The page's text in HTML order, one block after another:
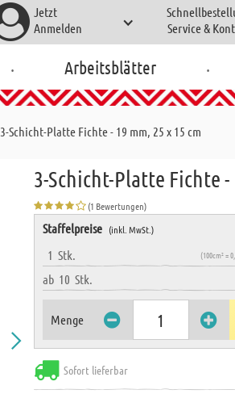
Jetzt
Anmelden
Service &
. Arbeitsblätter .
3-Schicht-Platte Fichte - 19 mm, 25 x 15 cm
3-Schicht-Platte Fichte -
(1 Bewertungen)
Staffelpreise (inkl. MwSt.)
1Stk. (100cm² =
ab 10Stk.
Menge
Sofort lieferbar